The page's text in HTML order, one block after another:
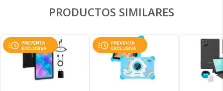
PRODUCTOS SIMILARES